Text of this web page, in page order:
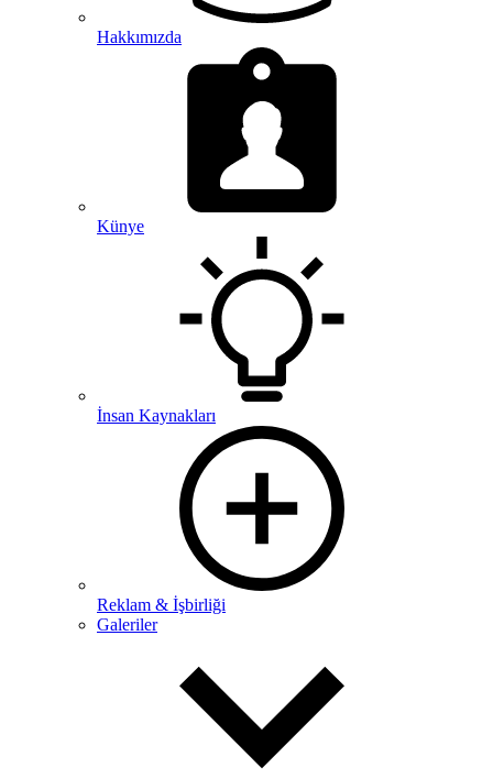
Hakkımızda
Künye
İnsan Kaynakları
Reklam & İşbirliği
Galeriler